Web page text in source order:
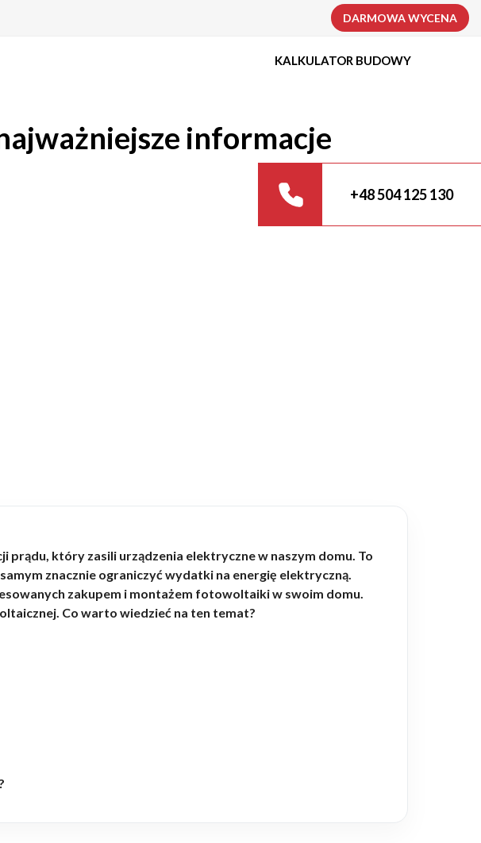
DARMOWA WYCENA
KALKULATOR BUDOWY
informacje
+48 504 125 130
który zasili urządzenia elektryczne w naszym domu. To
znacznie ograniczyć wydatki na energię elektryczną.
zakupem i montażem fotowoltaiki w swoim domu.
Co warto wiedzieć na ten temat?